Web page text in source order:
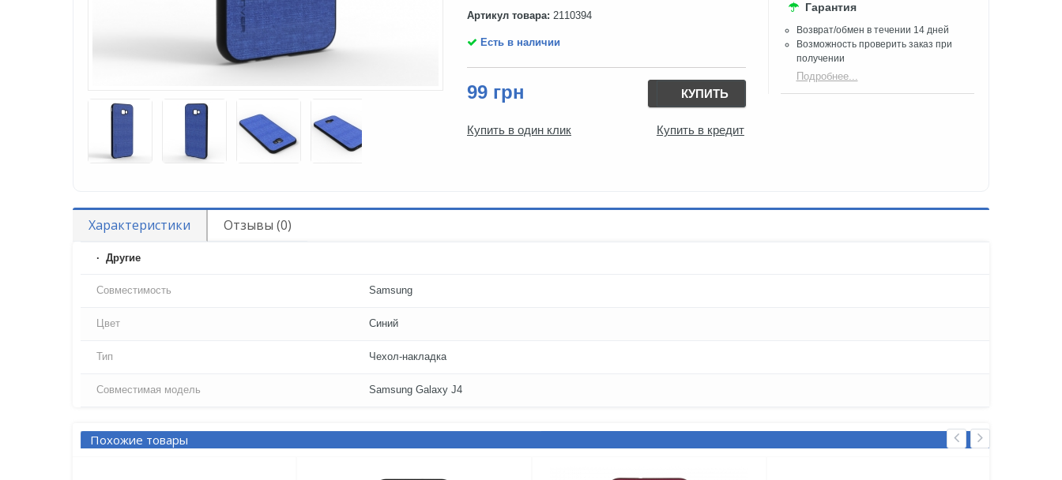
Артикул товара: 2110394
Есть в наличии
99 грн КУПИТЬ
Купить в один клик Купить в кредит
Гарантия
Возврат/обмен в течении 14 дней
Возможность проверить заказ при
получении​
Подробнее...
Характеристики Отзывы (0)
Другие
Совместимость Samsung
Цвет Синий
Тип Чехол-накладка
Совместимая модель Samsung Galaxy J4
Похожие товары